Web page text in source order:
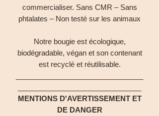
commercialiser. Sans CMR – Sans
phtalates – Non testé sur les animaux
Notre bougie est écologique,
biodégradable, végan et son contenant
est recyclé et réutilisable.
MENTIONS D'AVERTISSEMENT ET
DE DANGER